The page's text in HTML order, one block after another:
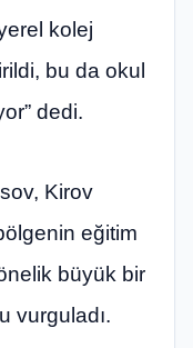
kolej
bu da okul
dedi.
Kirov
eğitim
büyük bir
vurguladı.